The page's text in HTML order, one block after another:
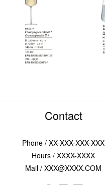
Contact
Phone / XX-XXX-XXX-XXX
Hours / XXXX-XXXX
Mail / XXX@XXXX.COM